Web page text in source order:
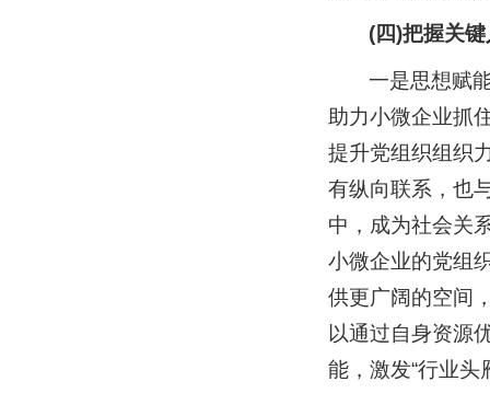
(四)把握关
一是思想赋
助力小微企业抓
提升党组织组织
有纵向联系，也
中，成为社会关
小微企业的党组
供更广阔的空间
以通过自身资源
能，激发“行业